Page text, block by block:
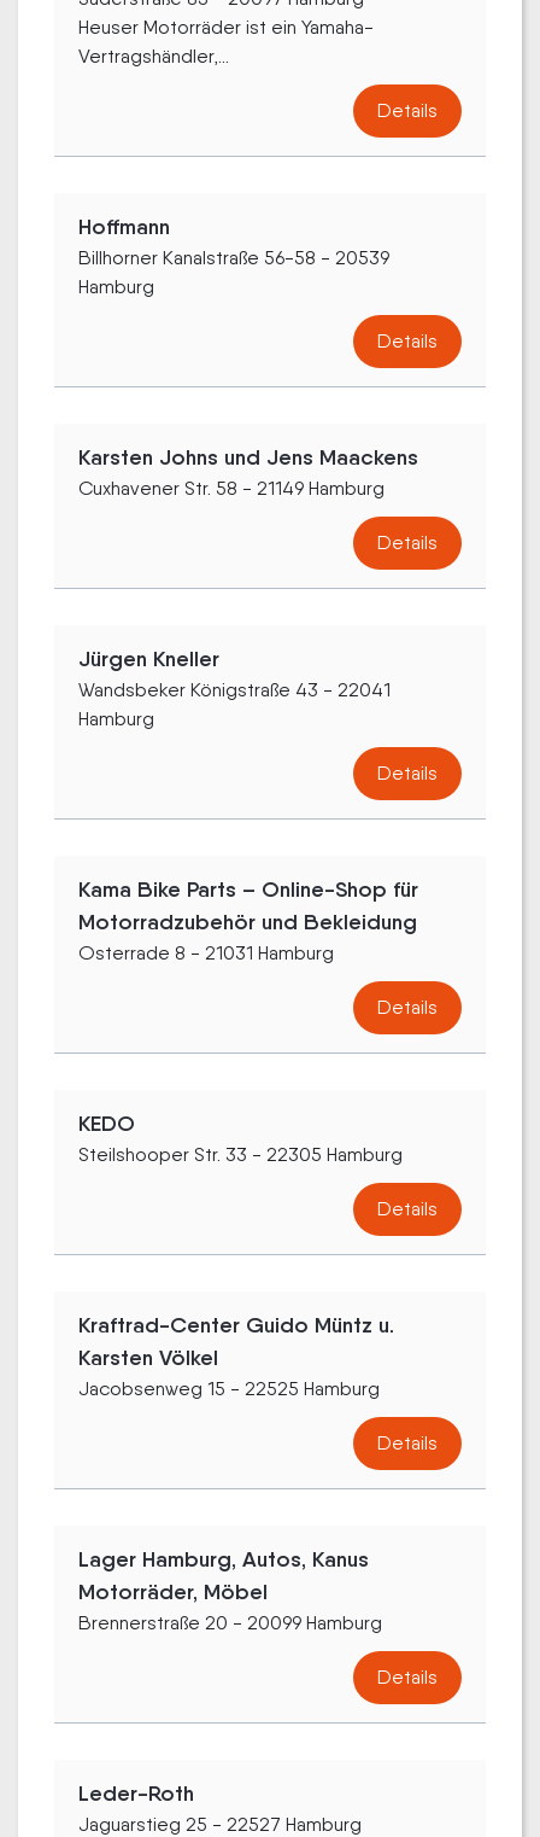
Heuser Motorräder ist ein Yamaha-
Vertragshändler,...
Details
Hoffmann
Billhorner Kanalstraße 56-58 - 20539
Hamburg
Details
Karsten Johns und Jens Maackens
Cuxhavener Str. 58 - 21149 Hamburg
Details
Jürgen Kneller
Wandsbeker Königstraße 43 - 22041
Hamburg
Details
Kama Bike Parts – Online-Shop für
Motorradzubehör und Bekleidung
Osterrade 8 - 21031 Hamburg
Details
KEDO
Steilshooper Str. 33 - 22305 Hamburg
Details
Kraftrad-Center Guido Müntz u.
Karsten Völkel
Jacobsenweg 15 - 22525 Hamburg
Details
Lager Hamburg, Autos, Kanus
Motorräder, Möbel
Brennerstraße 20 - 20099 Hamburg
Details
Leder-Roth
Jaguarstieg 25 - 22527 Hamburg